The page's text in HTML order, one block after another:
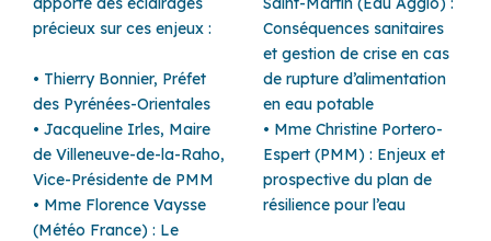
précieux sur ces enjeux :
• Thierry Bonnier, Préfet
des Pyrénées-Orientales
• Jacqueline Irles, Maire
de Villeneuve-de-la-Raho,
Vice-Présidente de PMM
• Mme Florence Vaysse
(Météo France) : Le
Conséquences sanitaires
et gestion de crise en cas
de rupture d’alimentation
en eau potable
• Mme Christine Portero-
Espert (PMM) : Enjeux et
prospective du plan de
résilience pour l’eau